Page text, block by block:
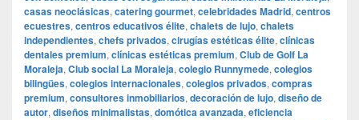
casas neoclásicas, catering gourmet, celebridades Madrid, centros
ecuestres, centros educativos élite, chalets de lujo, chalets
independientes, chefs privados, cirugías estéticas élite, clínicas
dentales premium, clínicas estéticas premium, Club de Golf La
Moraleja, Club social La Moraleja, colegio Runnymede, colegios
bilingües, colegios internacionales, colegios privados, compras
premium, consultores inmobiliarios, decoración de lujo, diseño de
autor, diseños minimalistas, domótica avanzada, eficiencia